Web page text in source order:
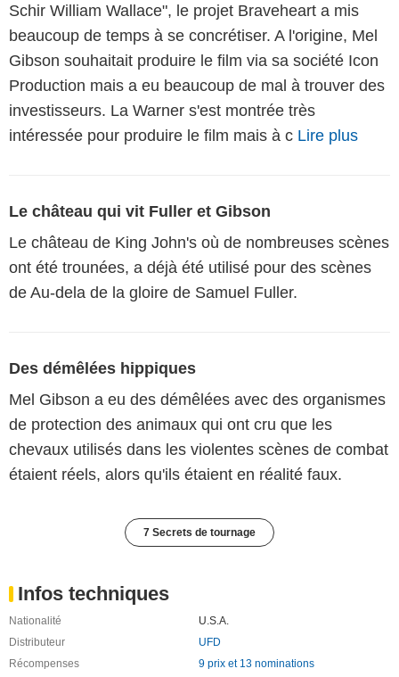
Schir William Wallace", le projet Braveheart a mis
beaucoup de temps à se concrétiser. A l'origine, Mel
Gibson souhaitait produire le film via sa société Icon
Production mais a eu beaucoup de mal à trouver des
investisseurs. La Warner s'est montrée très
intéressée pour produire le film mais à c Lire plus
Le château qui vit Fuller et Gibson
Le château de King John's où de nombreuses scènes
ont été trounées, a déjà été utilisé pour des scènes
de Au-dela de la gloire de Samuel Fuller.
Des démêlées hippiques
Mel Gibson a eu des démêlées avec des organismes
de protection des animaux qui ont cru que les
chevaux utilisés dans les violentes scènes de combat
étaient réels, alors qu'ils étaient en réalité faux.
7 Secrets de tournage
Infos techniques
Nationalité
U.S.A.
Distributeur
UFD
Récompenses
9 prix et 13 nominations